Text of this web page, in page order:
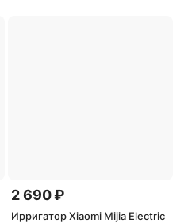
2 690 ₽
Ирригатор Xiaomi Mijia Electric